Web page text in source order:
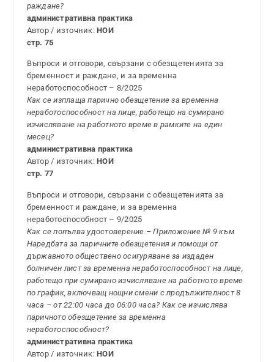
раждане?
административна практика
Автор / източник:НОИ
стр. 75
Въпроси и отговори, свързани с обезщетенията за
бременност и раждане, и за временна
неработоспособност – 8/2025
Как се изплаща парично обезщетение за временна
неработоспособност на лице, работещо на сумирано
изчисляване на работното време в рамките на един
месец?
административна практика
Автор / източник:НОИ
стр. 77
Въпроси и отговори, свързани с обезщетенията за
бременност и раждане, и за временна
неработоспособност – 9/2025
Как се попълва удостоверение – Приложение № 9 към
Наредбата за паричните обезщетения и помощи от
държавното обществено осигуряване за издаден
болничен лист за временна неработоспособност на лице,
работещо при сумирано изчисляване на работното време
по график, включващ нощни смени с продължителност 8
часа – от 22:00 часа до 06:00 часа? Как се изчислява
паричното обезщетение за временна
неработоспособност?
административна практика
Автор / източник:НОИ